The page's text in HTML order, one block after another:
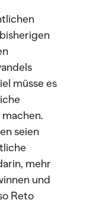
müsse es
seien
mehr
und
Reto